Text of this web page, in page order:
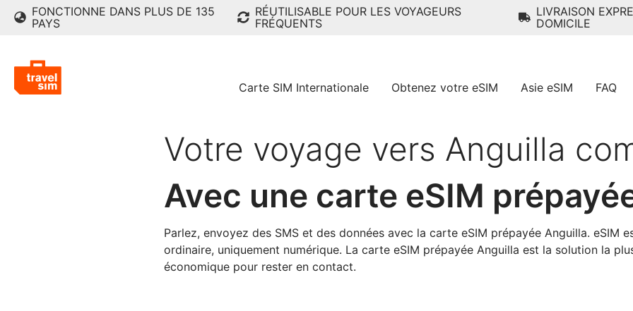
FONCTIONNE DANS PLUS DE 135
PAYS
RÉUTILISABLE POUR LES VOYAGEURS
FRÉQUENTS
LIVRAISON
DOMICILE
Carte SIM Internationale Obtenez votre eSIM Asie eSIM FAQ
Votre voyage vers Anguilla
Avec une carte eSIM
Parlez, envoyez des SMS et des données avec la carte eSIM prépayée Anguilla. eSIM
ordinaire, uniquement numérique. La carte eSIM prépayée Anguilla est la solution la
économique pour rester en contact.